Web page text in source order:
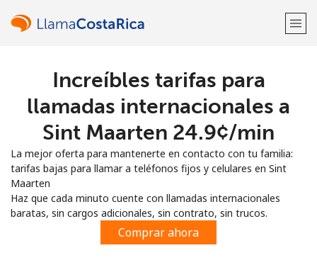
¡Bienvenido!
Regístrate con
o
Increíbles tarifas para
llamadas internacionales a
Sint Maarten ⁦24.9¢⁩/min
La mejor oferta para mantenerte en contacto con tu familia:
tarifas bajas para llamar a teléfonos fijos y celulares en Sint
Maarten
Haz que cada minuto cuente con llamadas internacionales
baratas, sin cargos adicionales, sin contrato, sin trucos.
Comprar ahora